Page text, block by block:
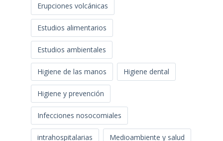
Erupciones volcánicas
Estudios alimentarios
Estudios ambientales
Higiene de las manos Higiene dental
Higiene y prevención
Infecciones nosocomiales
intrahospitalarias Medioambiente y salud